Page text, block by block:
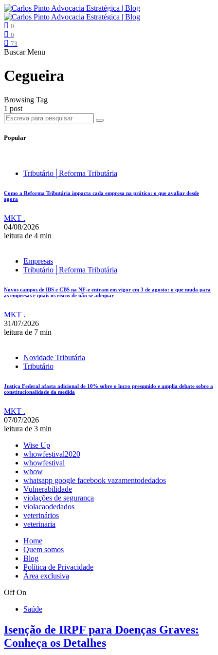
0
0
73
Buscar Menu
Cegueira
Browsing Tag
1 post
Popular
Tributário│Reforma Tributária
Como a Reforma Tributária impacta cada empresa na prática: o que avaliar desde
agora
MKT .
04/08/2026
leitura de 4 min
Empresas
Tributário│Reforma Tributária
Novos campos de IBS e CBS na NF-e entram em vigor em 3 de agosto: o que muda para
as empresas e quais os riscos de não se adequar
MKT .
31/07/2026
leitura de 7 min
Novidade Tributária
Tributário
Justiça Federal afasta adicional de 10% sobre o lucro presumido e amplia debate sobre a
constitucionalidade da medida
MKT .
07/07/2026
leitura de 3 min
Wise Up
whowfestival2020
whowfestival
whow
whatsapp google facebook vazamentodedados
Vulnerabilidade
violações de segurança
violacaodedados
veterinários
veterinaria
Home
Quem somos
Blog
Política de Privacidade
Área exclusiva
Off On
Saúde
Isenção de IRPF para Doenças Graves:
Conheça os Detalhes